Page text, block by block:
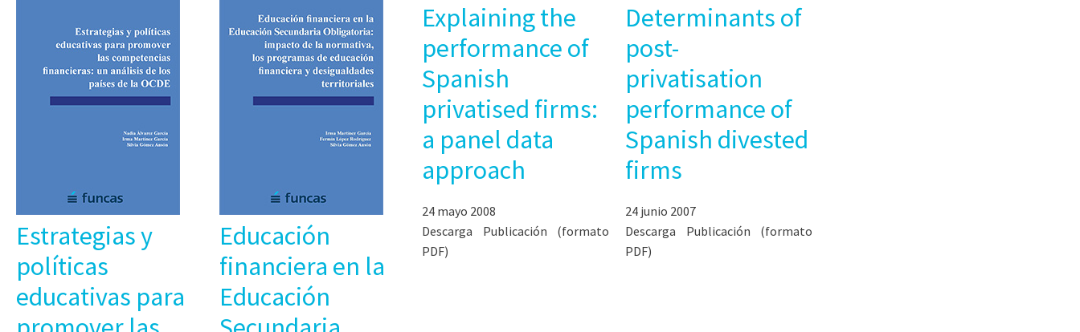
Estrategias y
políticas
educativas para
Educación
financiera en la
Educación
Explaining the
performance of
Spanish
privatised firms:
a panel data
approach
24 mayo 2008
Descarga Publicación (formato
PDF)
Determinants of
post-
privatisation
performance of
Spanish divested
firms
24 junio 2007
Descarga Publicación (formato
PDF)